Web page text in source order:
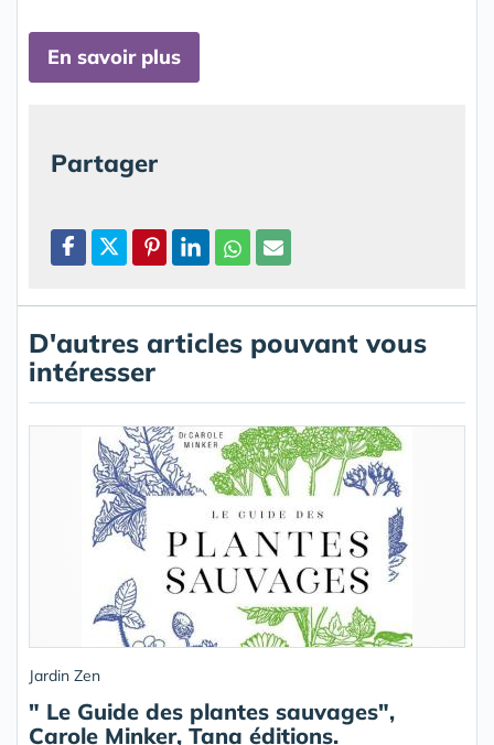
En savoir plus
Partager
D'autres articles pouvant vous
intéresser
Jardin Zen
" Le Guide des plantes sauvages",
Carole Minker, Tana éditions.